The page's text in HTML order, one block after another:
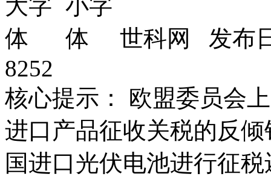
世科网 发布
8252
核心提示： 欧盟委员会
进口产品征收关税的反
国进口光伏电池进行征